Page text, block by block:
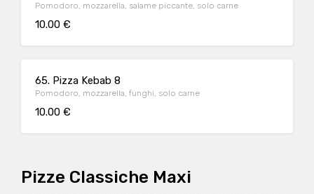
Pomodoro, mozzarella, salame piccante, solo carne
10.00 €
65. Pizza Kebab 8
Pomodoro, mozzarella, funghi, solo carne
10.00 €
Pizze Classiche Maxi